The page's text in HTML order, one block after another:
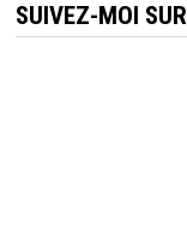
SUIVEZ-MOI